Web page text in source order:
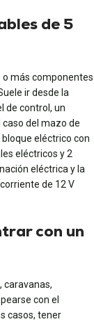
de 5
o más componentes
ir desde la
de control, un
del mazo de
eléctrico con
eléctricos y 2
eléctrica y la
de 12 V
con un
caravanas,
con el
casos, tener